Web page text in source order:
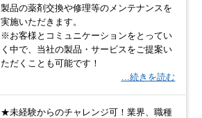
製品の薬剤交換や修理等のメンテナンスを
実施いただきます。
※お客様とコミュニケーションをとってい
く中で、当社の製品・サービスをご提案い
ただくことも可能です！
…続きを読む
★未経験からのチャレンジ可！業界、職種